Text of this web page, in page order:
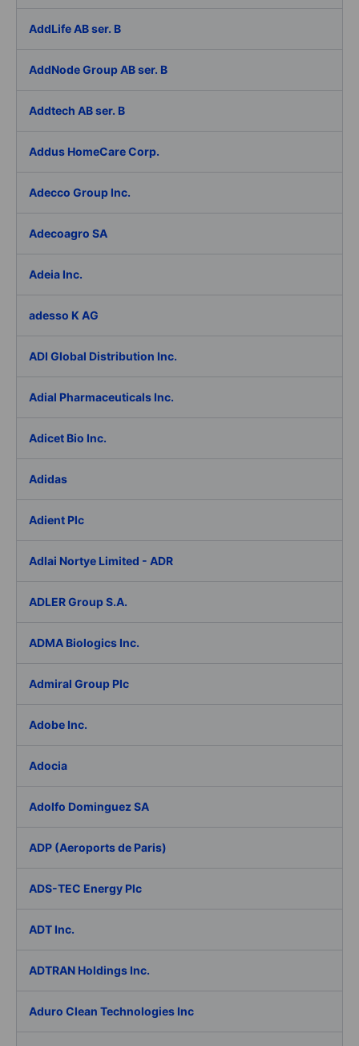
AddLife AB ser. B
AddNode Group AB ser. B
Addtech AB ser. B
Addus HomeCare Corp.
Adecco Group Inc.
Adecoagro SA
Adeia Inc.
adesso K AG
ADI Global Distribution Inc.
Adial Pharmaceuticals Inc.
Adicet Bio Inc.
Adidas
Adient Plc
Adlai Nortye Limited - ADR
ADLER Group S.A.
ADMA Biologics Inc.
Admiral Group Plc
Adobe Inc.
Adocia
Adolfo Dominguez SA
ADP (Aeroports de Paris)
ADS-TEC Energy Plc
ADT Inc.
ADTRAN Holdings Inc.
Aduro Clean Technologies Inc